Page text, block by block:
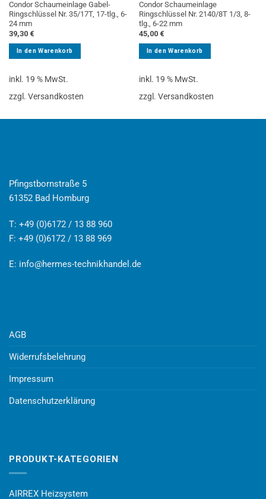
Condor Schaumeinlage Gabel-
Ringschlüssel Nr. 35/17T, 17-tlg., 6-
24 mm
39,30 €
In den Warenkorb
inkl. 19 % MwSt.
zzgl. Versandkosten
Condor Schaumeinlage
Ringschlüssel Nr. 2140/8T 1/3, 8-
tlg., 6-22 mm
45,00 €
In den Warenkorb
inkl. 19 % MwSt.
zzgl. Versandkosten
Pfingstbornstraße 5
61352 Bad Homburg
T: +49 (0)6172 / 13 88 960
F: +49 (0)6172 / 13 88 969
E: info@hermes-technikhandel.de
AGB
Widerrufsbelehrung
Impressum
Datenschutzerklärung
PRODUKT-KATEGORIEN
AIRREX Heizsystem